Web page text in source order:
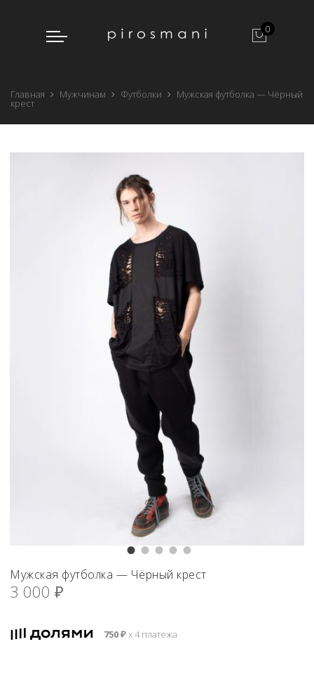
0
Главная Мужчинам Футболки Мужская футболка — Чёрный
крест
Мужская футболка — Чёрный крест
3 000 ₽
750₽х 4 платежа